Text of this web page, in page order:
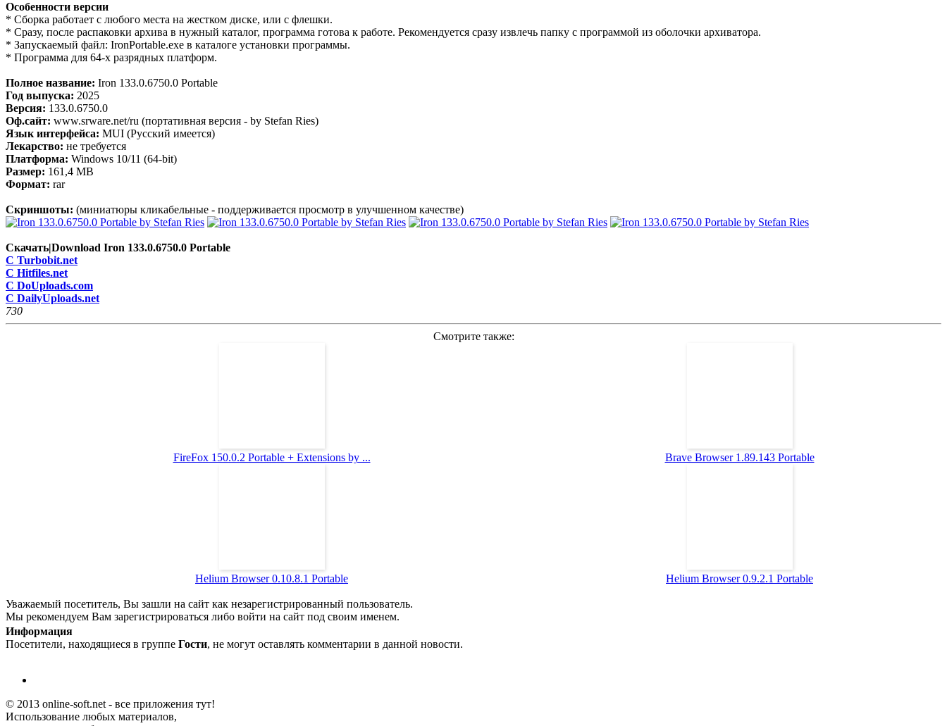
Особенности версии
* Cборка работает с любого места на жестком диске, или с флешки.
* Сразу, после распаковки архива в нужный каталог, программа готова к работе. Рекомендуется сразу извлечь папку с программой из оболочки архиватора.
* Запускаемый файл: IronPortable.exe в каталоге установки программы.
* Программа для 64-х разрядных платформ.
Полное название: Iron 133.0.6750.0 Portable
Год выпуска: 2025
Версия: 133.0.6750.0
Оф.сайт: www.srware.net/ru (портативная версия - by Stefan Ries)
Язык интерфейса: MUI (Русский имеется)
Лекарство: не требуется
Платформа: Windows 10/11 (64-bit)
Размер: 161,4 МB
Формат: rar
Скриншоты: (миниатюры кликабельные - поддерживается просмотр в улучшенном качестве)
Скачать|Download Iron 133.0.6750.0 Portable
C Turbobit.net
C Hitfiles.net
C DoUploads.com
C DailyUploads.net
730
Смотрите также:
FireFox 150.0.2 Portable + Extensions by ... Brave Browser 1.89.143 Portable
Helium Browser 0.10.8.1 Portable Helium Browser 0.9.2.1 Portable
Уважаемый посетитель, Вы зашли на сайт как незарегистрированный пользователь.
Мы рекомендуем Вам зарегистрироваться либо войти на сайт под своим именем.
Информация
Посетители, находящиеся в группе Гости, не могут оставлять комментарии в данной новости.
© 2013 online-soft.net - все приложения тут!
Использование любых материалов,